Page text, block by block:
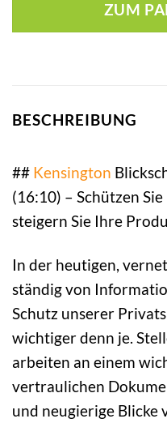
ZUM
BESCHREIBUNG
## Kensington
(16:10) – Schützen
steigern Sie Ihre
In der heutigen,
ständig von
Schutz unserer
wichtiger denn je.
arbeiten an einem
vertraulichen
und neugierige Blicke